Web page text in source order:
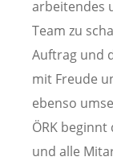
arbeitendes
Team zu
Auftrag und
mit Freude
ebenso
ÖRK
und alle